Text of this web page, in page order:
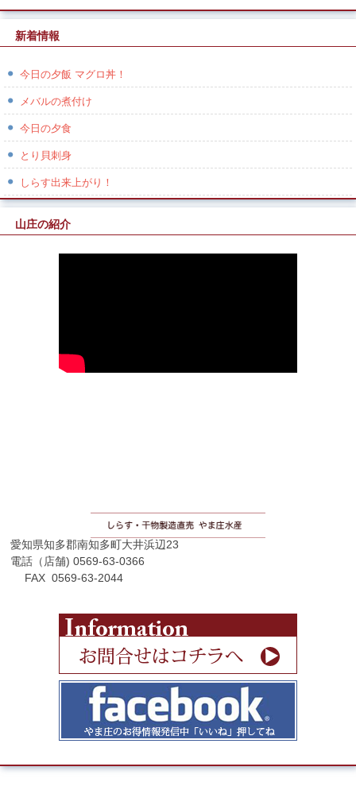
新着情報
今日の夕飯 マグロ丼！
メバルの煮付け
今日の夕食
とり貝刺身
しらす出来上がり！
山庄の紹介
愛知県知多郡南知多町大井浜辺23
電話（店舗) 0569-63-0366
FAX 0569-63-2044